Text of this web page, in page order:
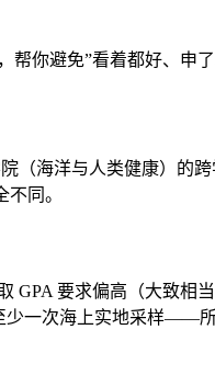
你避免”看着都好、申了
（海洋与人类健康）的
同。
要求偏高（大致相
少一次海上实地采样——